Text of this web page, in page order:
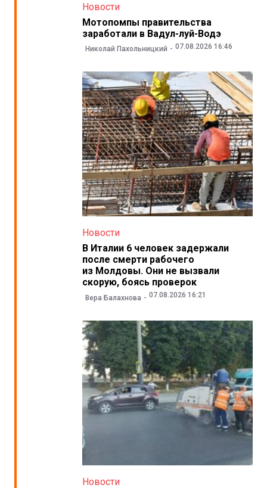
Новости
Мотопомпы правительства
заработали в Вадул-луй-Водэ
Николай Пахольницкий 07.08.2026 16:46
Новости
В Италии 6 человек задержали
после смерти рабочего
из Молдовы. Они не вызвали
скорую, боясь проверок
Вера Балахнова 07.08.2026 16:21
Новости